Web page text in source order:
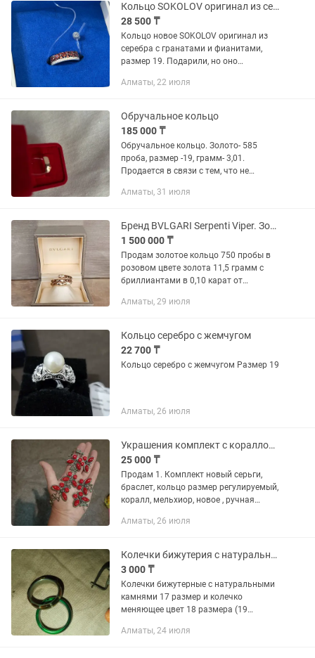
Кольцо SOKOLOV оригинал из серебра с гранатами и фианитами, размер 19
28 500 ₸
Кольцо новое SOKOLOV оригинал из
серебра с гранатами и фианитами,
размер 19. Подарили, но оно
Пломбу сорвала, поэтому поменять не
Алматы, 22 июля
Обручальное кольцо
185 000 ₸
Обручальное кольцо. Золото- 585
проба, размер -19, грамм- 3,01.
Продается в связи с тем, что не
( не базар, не масс маркет).
Алматы, 31 июля
Бренд BVLGARI Serpenti Viper. Золотое кольцо 750 пробы с бриллиантами.
1 500 000 ₸
Продам золотое кольцо 750 пробы в
розовом цвете золота 11,5 грамм с
бриллиантами в 0,10 карат от
коллекция Serpenti Viper оригинал.
Алматы, 29 июля
Кольцо серебро с жемчугом
22 700 ₸
Кольцо серебро с жемчугом Размер 19
Алматы, 26 июля
Украшения комплект с кораллом и браслет-ремень серебро 925
25 000 ₸
Продам 1. Комплект новый серьги,
браслет, кольцо размер регулируемый,
коралл, мельхиор, новое , ручная
серебро 925, новый , на тонкое
Алматы, 26 июля
Колечки бижутерия с натуральными камнями
3 000 ₸
Колечки бижутерные с натуральными
камнями 17 размер и колечко
меняющее цвет 18 размера (19
Алматы, 24 июля